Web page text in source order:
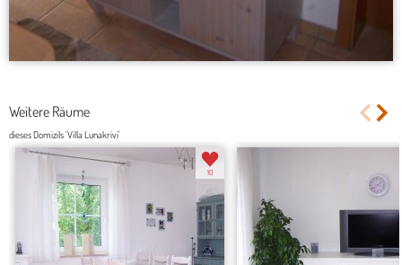
Weitere Räume
dieses Domizils 'Villa Lunakrivi'
10